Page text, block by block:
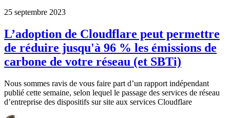
25 septembre 2023
L’adoption de Cloudflare peut permettre
de réduire jusqu'à 96 % les émissions de
carbone de votre réseau (et SBTi)
Nous sommes ravis de vous faire part d’un rapport indépendant
publié cette semaine, selon lequel le passage des services de réseau
d’entreprise des dispositifs sur site aux services Cloudflare